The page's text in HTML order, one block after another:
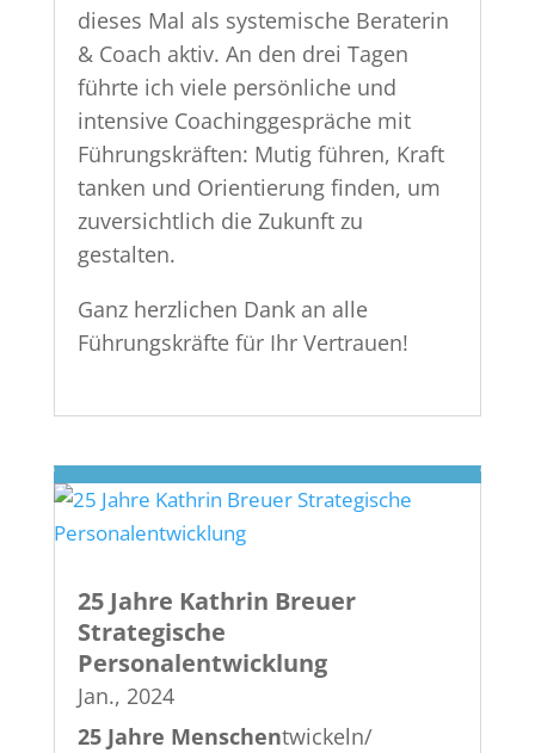
dieses Mal als systemische Beraterin
& Coach aktiv. An den drei Tagen
führte ich viele persönliche und
intensive Coachinggespräche mit
Führungskräften: Mutig führen, Kraft
tanken und Orientierung finden, um
zuversichtlich die Zukunft zu
gestalten.
Ganz herzlichen Dank an alle
Führungskräfte für Ihr Vertrauen!
25 Jahre Kathrin Breuer
Strategische
Personalentwicklung
Jan., 2024
25 Jahre Menschentwickeln/